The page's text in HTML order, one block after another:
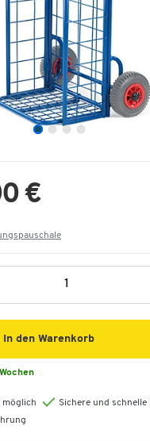
€
In den Warenkorb
möglich
Sichere und schnelle